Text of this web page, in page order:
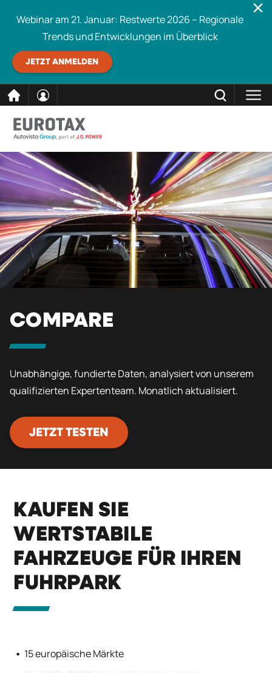
direkt
zum
Inhalt
Webinar am 21. Januar: Restwerte 2026 – Regionale
Trends und Entwicklungen im Überblick
JETZT ANMELDEN
Eurotax durchsuchen SCHLIESSEN
COMPARE
Unabhängige, fundierte Daten, analysiert von unserem
qualifizierten Expertenteam. Monatlich aktualisiert.
JETZT TESTEN
KAUFEN SIE
WERTSTABILE
FAHRZEUGE FÜR IHREN
FUHRPARK
15 europäische Märkte